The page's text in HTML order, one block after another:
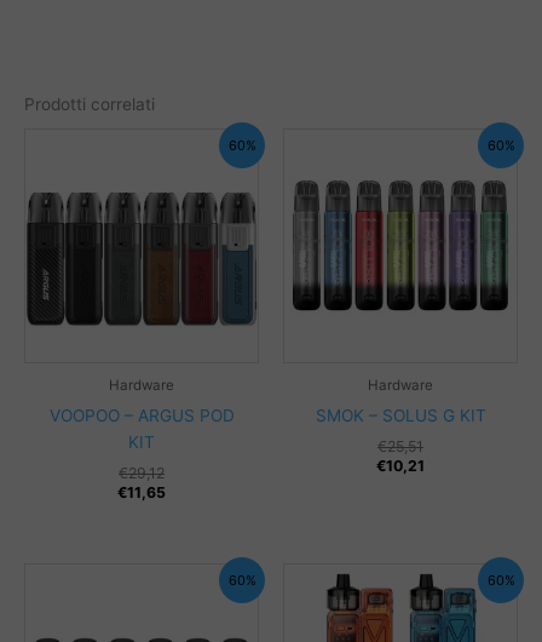
Prodotti correlati
60%
Hardware
VOOPOO – ARGUS POD
KIT
€29,12
€11,65
60%
Hardware
SMOK – SOLUS G KIT
€25,51
€10,21
60% 60%